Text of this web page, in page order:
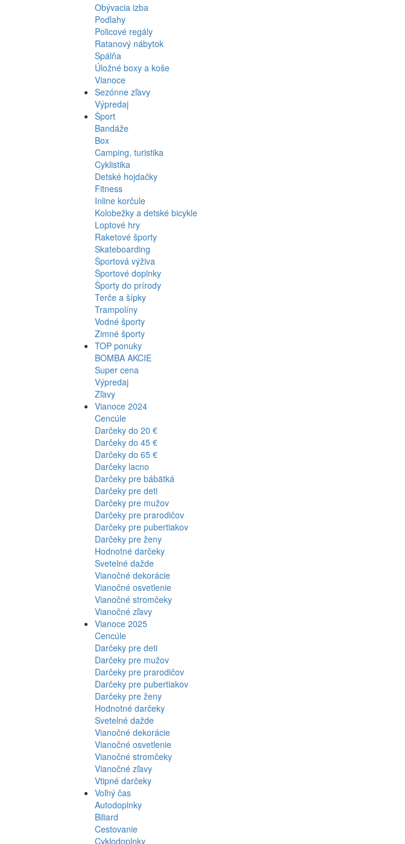
Obývacia izba
Podlahy
Policové regály
Ratanový nábytok
Spálňa
Úložné boxy a koše
Vianoce
Sezónne zľavy
Výpredaj
Šport
Bandáže
Box
Camping, turistika
Cyklistika
Detské hojdačky
Fitness
Inline korčule
Kolobežky a detské bicykle
Loptové hry
Raketové športy
Skateboarding
Športová výživa
Športové doplnky
Športy do prírody
Terče a šípky
Trampolíny
Vodné športy
Zimné športy
TOP ponuky
BOMBA AKCIE
Super cena
Výpredaj
Zľavy
Vianoce 2024
Cencúle
Darčeky do 20 €
Darčeky do 45 €
Darčeky do 65 €
Darčeky lacno
Darčeky pre bábätká
Darčeky pre deti
Darčeky pre mužov
Darčeky pre prarodičov
Darčeky pre pubertiakov
Darčeky pre ženy
Hodnotné darčeky
Svetelné dažde
Vianočné dekorácie
Vianočné osvetlenie
Vianočné stromčeky
Vianočné zľavy
Vianoce 2025
Cencúle
Darčeky pre deti
Darčeky pre mužov
Darčeky pre prarodičov
Darčeky pre pubertiakov
Darčeky pre ženy
Hodnotné darčeky
Svetelné dažde
Vianočné dekorácie
Vianočné osvetlenie
Vianočné stromčeky
Vianočné zľavy
Vtipné darčeky
Voľný čas
Autodoplnky
Biliard
Cestovanie
Cyklodoplnky